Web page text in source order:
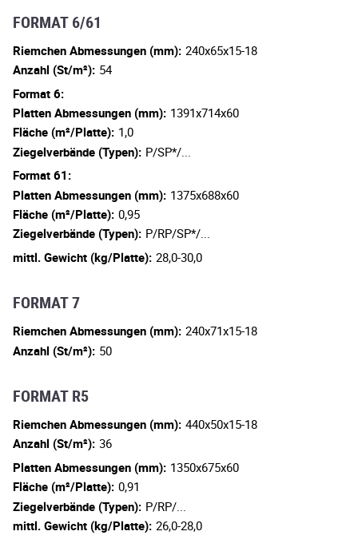
FORMAT 6/61
Riemchen Abmessungen (mm): 240x65x15-18
Anzahl (St/m²): 54
Format 6:
Platten Abmessungen (mm): 1391x714x60
Fläche (m²/Platte): 1,0
Ziegelverbände (Typen): P/SP*/...
Format 61:
Platten Abmessungen (mm): 1375x688x60
Fläche (m²/Platte): 0,95
Ziegelverbände (Typen): P/RP/SP*/...
mittl. Gewicht (kg/Platte): 28,0-30,0
FORMAT 7
Riemchen Abmessungen (mm): 240x71x15-18
Anzahl (St/m²): 50
FORMAT R5
Riemchen Abmessungen (mm): 440x50x15-18
Anzahl (St/m²): 36
Platten Abmessungen (mm): 1350x675x60
Fläche (m²/Platte): 0,91
Ziegelverbände (Typen): P/RP/...
mittl. Gewicht (kg/Platte): 26,0-28,0